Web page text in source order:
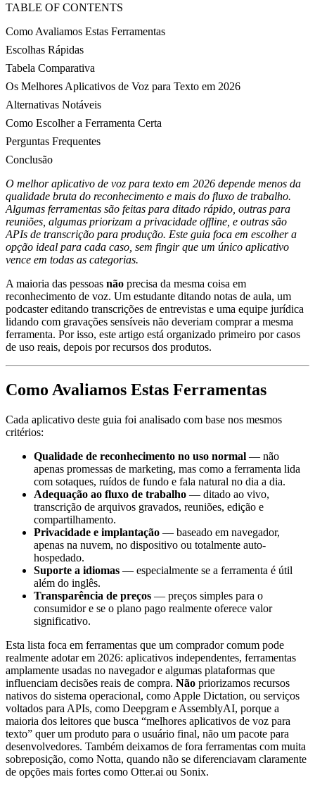
TABLE OF CONTENTS
Como Avaliamos Estas Ferramentas
Escolhas Rápidas
Tabela Comparativa
Os Melhores Aplicativos de Voz para Texto em 2026
Alternativas Notáveis
Como Escolher a Ferramenta Certa
Perguntas Frequentes
Conclusão
O melhor aplicativo de voz para texto em 2026 depende menos da
qualidade bruta do reconhecimento e mais do fluxo de trabalho.
Algumas ferramentas são feitas para ditado rápido, outras para
reuniões, algumas priorizam a privacidade offline, e outras são
APIs de transcrição para produção. Este guia foca em escolher a
opção ideal para cada caso, sem fingir que um único aplicativo
vence em todas as categorias.
A maioria das pessoas não precisa da mesma coisa em
reconhecimento de voz. Um estudante ditando notas de aula, um
podcaster editando transcrições de entrevistas e uma equipe jurídica
lidando com gravações sensíveis não deveriam comprar a mesma
ferramenta. Por isso, este artigo está organizado primeiro por casos
de uso reais, depois por recursos dos produtos.
Como Avaliamos Estas Ferramentas
Cada aplicativo deste guia foi analisado com base nos mesmos
critérios:
Qualidade de reconhecimento no uso normal — não
apenas promessas de marketing, mas como a ferramenta lida
com sotaques, ruídos de fundo e fala natural no dia a dia.
Adequação ao fluxo de trabalho — ditado ao vivo,
transcrição de arquivos gravados, reuniões, edição e
compartilhamento.
Privacidade e implantação — baseado em navegador,
apenas na nuvem, no dispositivo ou totalmente auto-
hospedado.
Suporte a idiomas — especialmente se a ferramenta é útil
além do inglês.
Transparência de preços — preços simples para o
consumidor e se o plano pago realmente oferece valor
significativo.
Esta lista foca em ferramentas que um comprador comum pode
realmente adotar em 2026: aplicativos independentes, ferramentas
amplamente usadas no navegador e algumas plataformas que
influenciam decisões reais de compra. Não priorizamos recursos
nativos do sistema operacional, como Apple Dictation, ou serviços
voltados para APIs, como Deepgram e AssemblyAI, porque a
maioria dos leitores que busca “melhores aplicativos de voz para
texto” quer um produto para o usuário final, não um pacote para
desenvolvedores. Também deixamos de fora ferramentas com muita
sobreposição, como Notta, quando não se diferenciavam claramente
de opções mais fortes como Otter.ai ou Sonix.